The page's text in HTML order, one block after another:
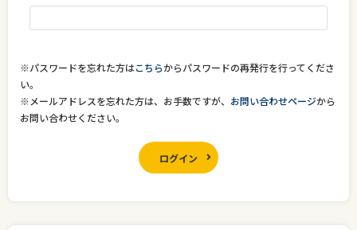
※パスワードを忘れた方はこちらからパスワードの再発行を行ってくださ
い。
※メールアドレスを忘れた方は、お手数ですが、 お問い合わせページから
お問い合わせください。
ログイン